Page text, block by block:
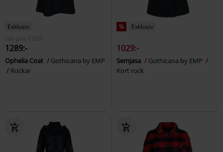
Exklusiv
rek-pris
1399:-
1289:-
Ophelia Coat
Gothicana by EMP
Rockar
% Exklusiv
1029:-
Semjasa
Gothicana by EMP
Kort rock